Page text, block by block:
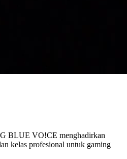
BLUE VO!CE menghadirkan
kelas profesional untuk gaming